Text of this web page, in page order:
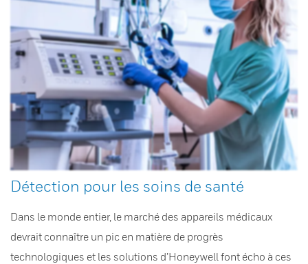
Détection pour les soins de santé
Dans le monde entier, le marché des appareils médicaux
devrait connaître un pic en matière de progrès
technologiques et les solutions d’Honeywell font écho à ces